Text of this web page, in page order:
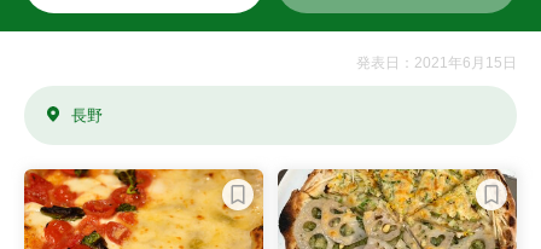
発表日：2021年6月15日
長野